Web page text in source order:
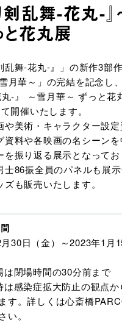
剣乱舞-花丸-
と花丸展
ピーする
乱舞-花丸-』」の新作3部
月華～」の完結を記念し
-』 ～雪月華～ ずっと花
開催いたします。
や美術・キャラクター設
資料や各映画の名シーン
を振り返る展示となって
士86振全員のパネルも展
も販売いたします。​
30日（金）～2023年1月
は閉場時間の30分前まで
は感染症拡大防止の観点
す。詳しくは心斎橋
い。